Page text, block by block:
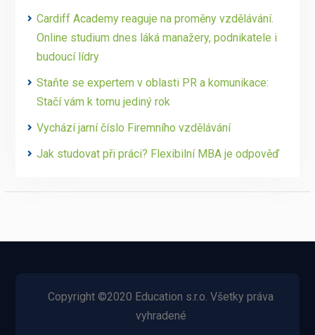
Cardiff Academy reaguje na proměny vzdělávání.
Online studium dnes láká manažery, podnikatele i
budoucí lídry
Staňte se expertem v oblasti PR a komunikace:
Stačí vám k tomu jediný rok
Vychází jarní číslo Firemního vzdělávání
Jak studovat při práci? Flexibilní MBA je odpověď
Copyright ©2020 Education s.r.o. Všetky práva
vyhradené